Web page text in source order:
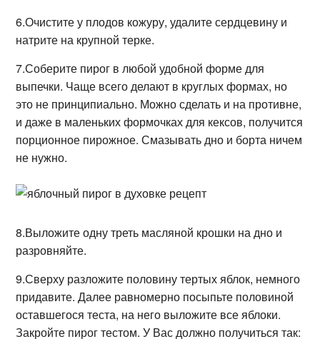
6.Очистите у плодов кожуру, удалите сердцевину и
натрите на крупной терке.
7.Соберите пирог в любой удобной форме для
выпечки. Чаще всего делают в круглых формах, но
это не принципиально. Можно сделать и на противне,
и даже в маленьких формочках для кексов, получится
порционное пирожное. Смазывать дно и борта ничем
не нужно.
8.Выложите одну треть масляной крошки на дно и
разровняйте.
9.Сверху разложите половину тертых яблок, немного
придавите. Далее равномерно посыпьте половиной
оставшегося теста, на него выложите все яблоки.
Закройте пирог тестом. У Вас должно получиться так: